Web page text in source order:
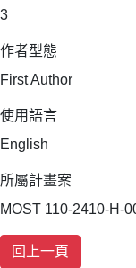
3
作者型態
First Author
使用語言
English
所屬計畫案
MOST 110-2410-H-